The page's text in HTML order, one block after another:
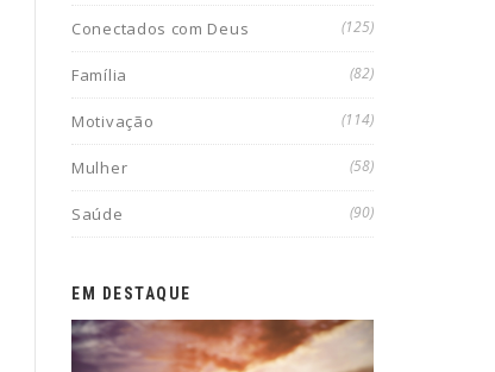
Conectados com Deus (125)
Família (82)
Motivação (114)
Mulher (58)
Saúde (90)
EM DESTAQUE